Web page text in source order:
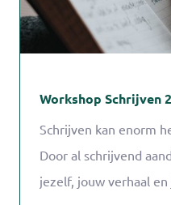
Workshop Schrijven
Schrijven kan enorm
Door al schrijvend
jezelf, jouw verhaal